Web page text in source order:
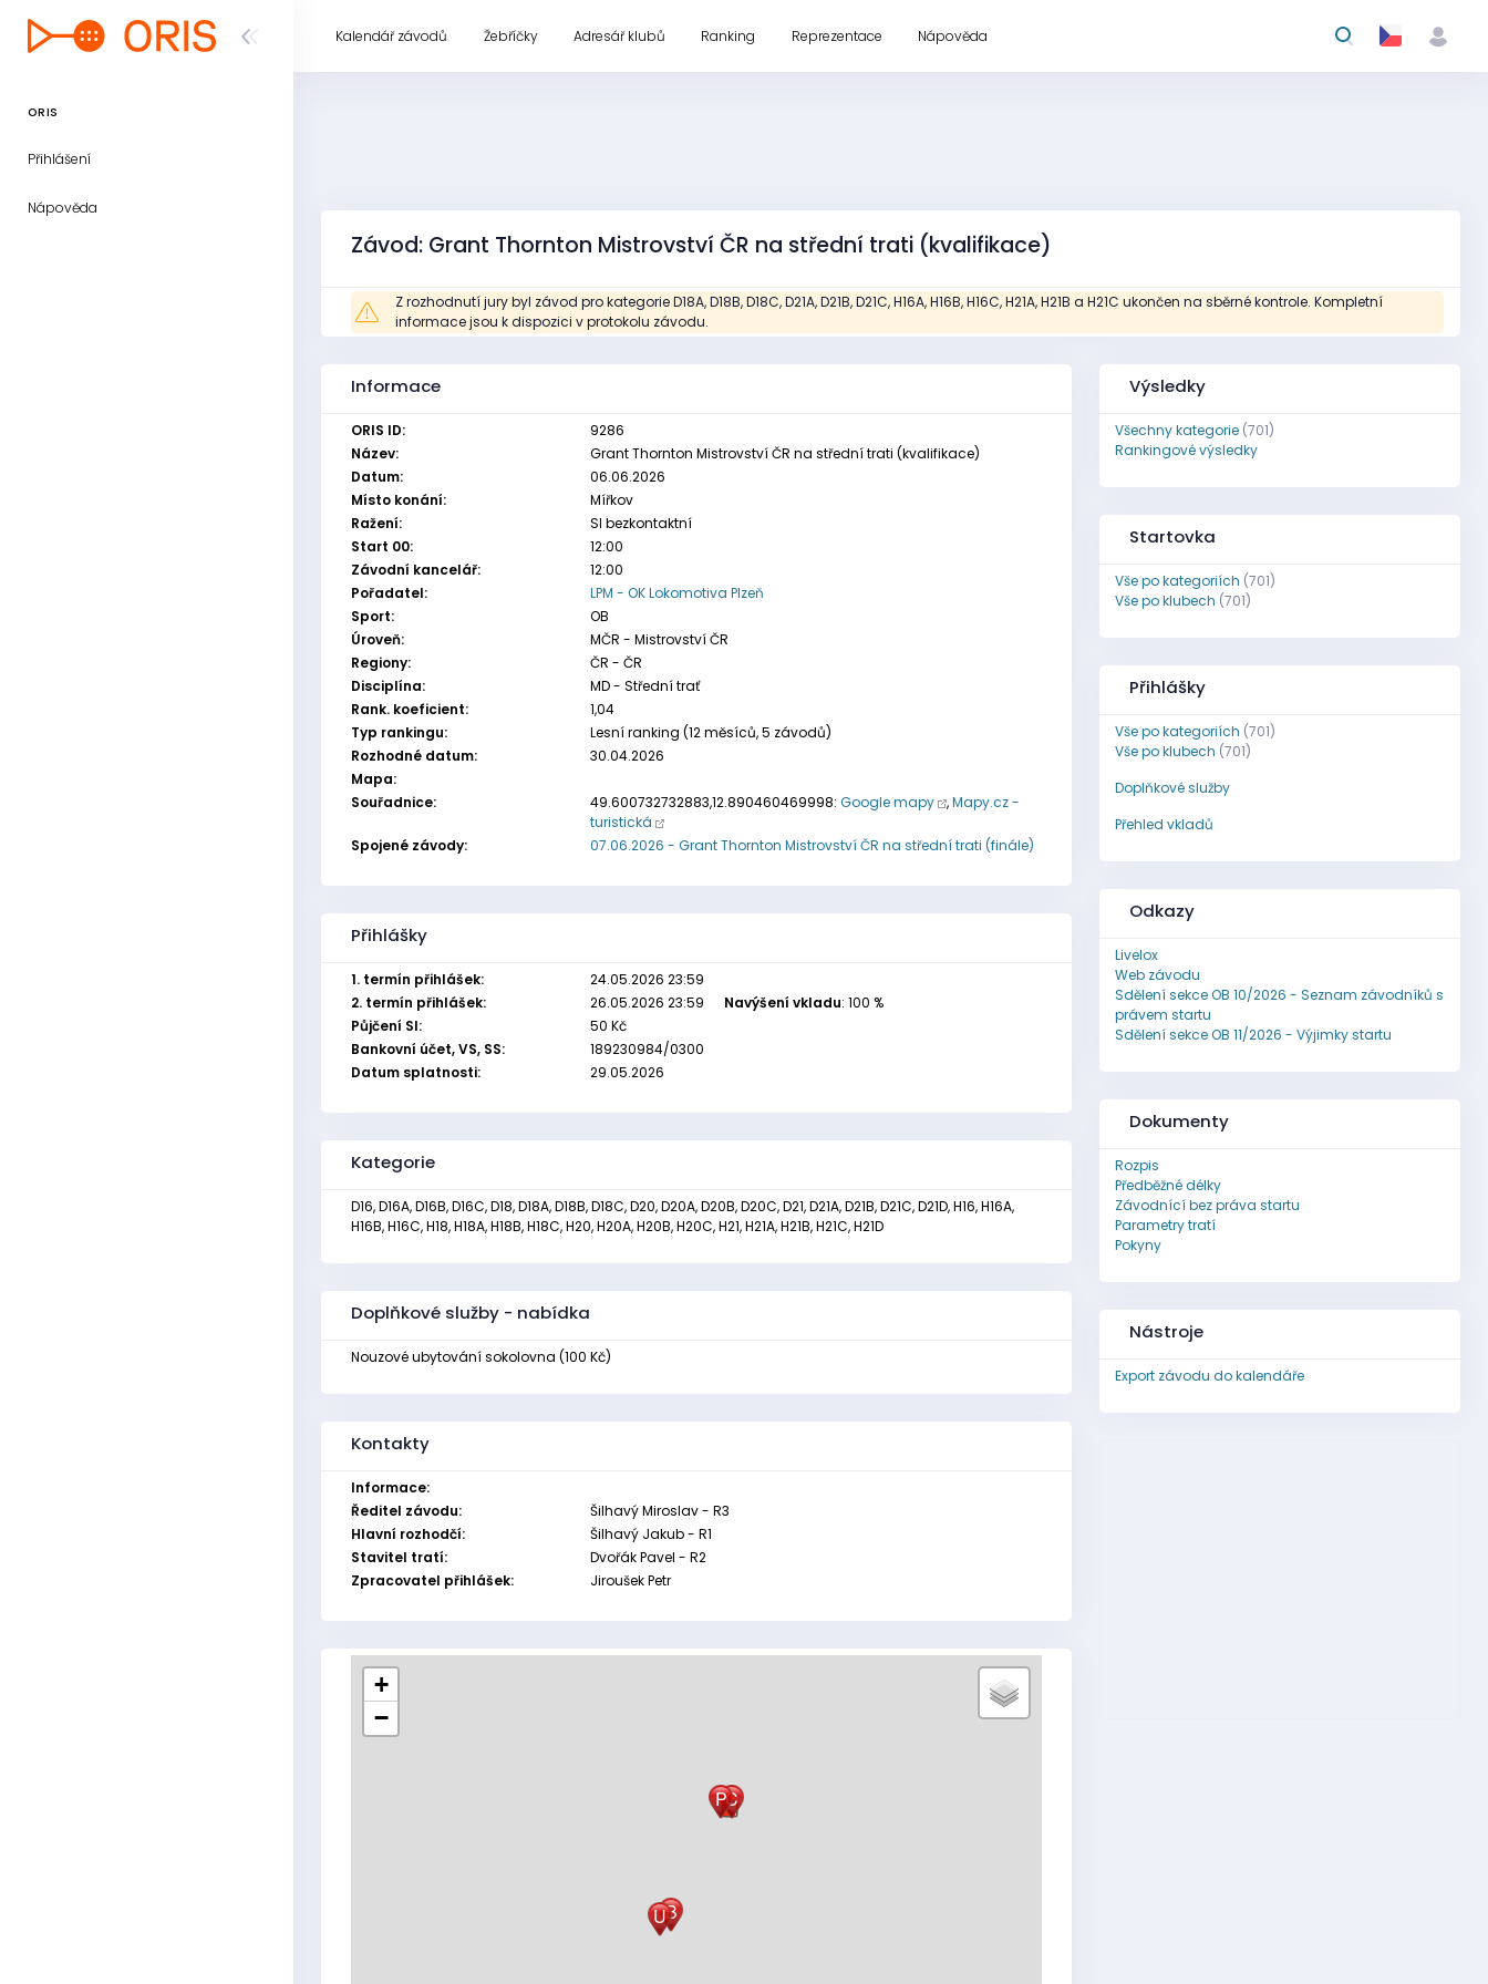
ORIS
Přihlášení
Nápověda
Kalendář závodů Žebříčky Adresář klubů Ranking Reprezentace Nápověda
Závod: Grant Thornton Mistrovství ČR na střední trati (kvalifikace)
Z rozhodnutí jury byl závod pro kategorie D18A, D18B, D18C, D21A, D21B, D21C, H16A, H16B, H16C, H21A, H21B a H21C ukončen na sběrné kontrole. Kompletní
informace jsou k dispozici v protokolu závodu.
Informace
ORIS ID:
9286
Název:
Grant Thornton Mistrovství ČR na střední trati (kvalifikace)
Datum:
06.06.2026
Místo konání:
Mířkov
Ražení:
SI bezkontaktní
Start 00:
12:00
Závodní kancelář:
12:00
Pořadatel:
LPM - OK Lokomotiva Plzeň
Sport:
OB
Úroveň:
MČR - Mistrovství ČR
Regiony:
ČR - ČR
Disciplína:
MD - Střední trať
Rank. koeficient:
1,04
Typ rankingu:
Lesní ranking (12 měsíců, 5 závodů)
Rozhodné datum:
30.04.2026
Mapa:
Souřadnice:
49.600732732883,12.890460469998:Google mapy ,Mapy.cz -
turistická
Spojené závody:
07.06.2026 - Grant Thornton Mistrovství ČR na střední trati (finále)
Přihlášky
1. termín přihlášek:
24.05.2026 23:59
2. termín přihlášek:
26.05.2026 23:59 Navýšení vkladu: 100 %
Půjčení SI:
50 Kč
Bankovní účet, VS, SS:
189230984/0300
Datum splatnosti:
29.05.2026
Kategorie
D16, D16A, D16B, D16C, D18, D18A, D18B, D18C, D20, D20A, D20B, D20C, D21, D21A, D21B, D21C, D21D, H16, H16A,
H16B, H16C, H18, H18A, H18B, H18C, H20, H20A, H20B, H20C, H21, H21A, H21B, H21C, H21D
Doplňkové služby - nabídka
Nouzové ubytování sokolovna (100 Kč)
Kontakty
Informace:
Ředitel závodu:
Šilhavý Miroslav - R3
Hlavní rozhodčí:
Šilhavý Jakub - R1
Stavitel tratí:
Dvořák Pavel - R2
Zpracovatel přihlášek:
Jiroušek Petr
B
C
P
U
+
−
Výsledky
Všechny kategorie (701)
Rankingové výsledky
Startovka
Vše po kategoriích (701)
Vše po klubech (701)
Přihlášky
Vše po kategoriích (701)
Vše po klubech (701)
Doplňkové služby
Přehled vkladů
Odkazy
Livelox
Web závodu
Sdělení sekce OB 10/2026 - Seznam závodníků s
právem startu
Sdělení sekce OB 11/2026 - Výjimky startu
Dokumenty
Rozpis
Předběžné délky
Závodnící bez práva startu
Parametry tratí
Pokyny
Nástroje
Export závodu do kalendáře